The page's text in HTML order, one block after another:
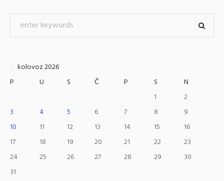
kolovoz 2026
P
U S Č P S
N
1
2
3
4 5 6 7 8
9
10
11 12 13 14 15
16
17
18 19 20 21 22
23
24
25 26 27 28 29
30
31